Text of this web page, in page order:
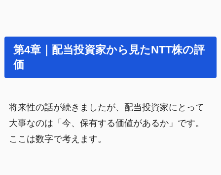
第4章｜配当投資家から見たNTT株の評
価
将来性の話が続きましたが、配当投資家にとって
大事なのは「今、保有する価値があるか」です。
ここは数字で考えます。